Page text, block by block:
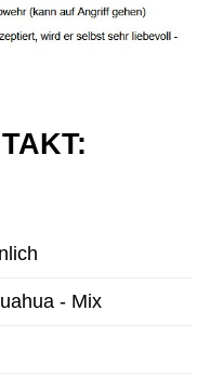
- Mix